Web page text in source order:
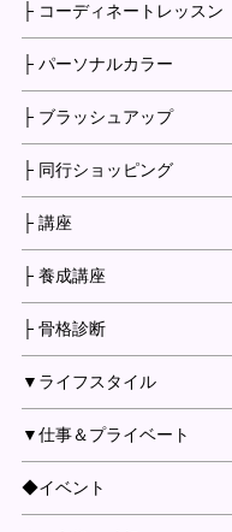
├ コーディネートレッスン
├ パーソナルカラー
├ ブラッシュアップ
├ 同行ショッピング
├ 講座
├ 養成講座
├ 骨格診断
▼ライフスタイル
▼仕事＆プライベート
◆イベント